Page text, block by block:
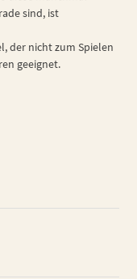
sind, ist
der nicht zum Spielen
geeignet.